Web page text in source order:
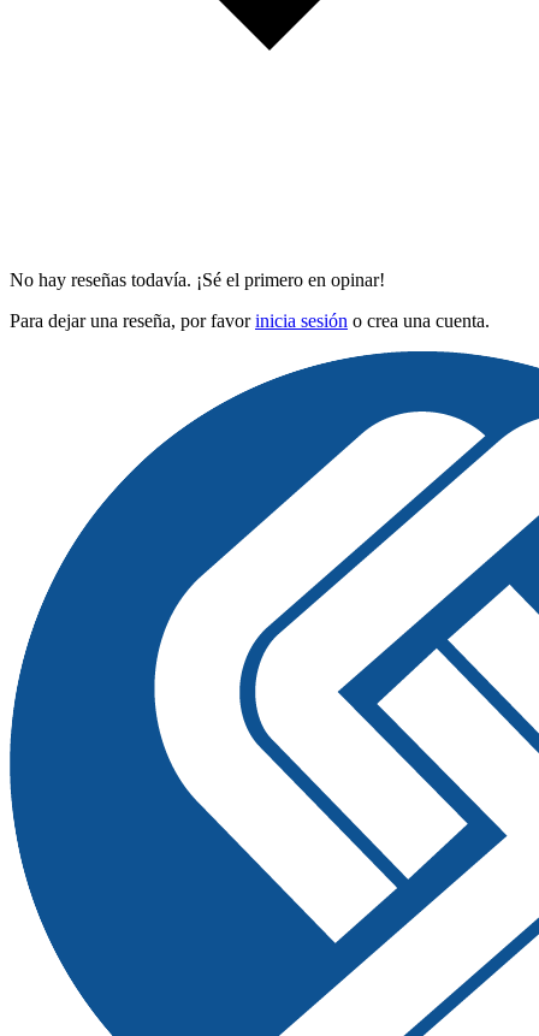
No hay reseñas todavía. ¡Sé el primero en opinar!
Para dejar una reseña, por favorinicia sesión o crea una cuenta.